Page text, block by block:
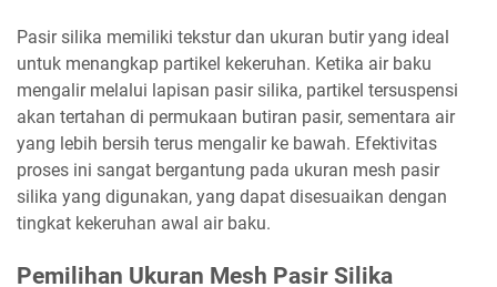
Pasir silika memiliki tekstur dan ukuran butir yang ideal
untuk menangkap partikel kekeruhan. Ketika air baku
mengalir melalui lapisan pasir silika, partikel tersuspensi
akan tertahan di permukaan butiran pasir, sementara air
yang lebih bersih terus mengalir ke bawah. Efektivitas
proses ini sangat bergantung pada ukuran mesh pasir
silika yang digunakan, yang dapat disesuaikan dengan
tingkat kekeruhan awal air baku.
Pemilihan Ukuran Mesh Pasir Silika